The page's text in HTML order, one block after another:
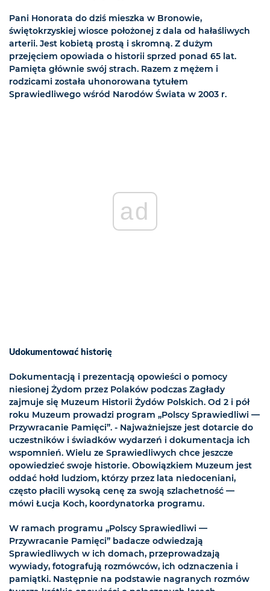
Pani Honorata do dziś mieszka w Bronowie,
świętokrzyskiej wiosce położonej z dala od hałaśliwych
arterii. Jest kobietą prostą i skromną. Z dużym
przejęciem opowiada o historii sprzed ponad 65 lat.
Pamięta głównie swój strach. Razem z mężem i
rodzicami została uhonorowana tytułem
Sprawiedliwego wśród Narodów Świata w 2003 r.
ad
Udokumentować historię
Dokumentacją i prezentacją opowieści o pomocy
niesionej Żydom przez Polaków podczas Zagłady
zajmuje się Muzeum Historii Żydów Polskich. Od 2 i pół
roku Muzeum prowadzi program „Polscy Sprawiedliwi —
Przywracanie Pamięci”. - Najważniejsze jest dotarcie do
uczestników i świadków wydarzeń i dokumentacja ich
wspomnień. Wielu ze Sprawiedliwych chce jeszcze
opowiedzieć swoje historie. Obowiązkiem Muzeum jest
oddać hołd ludziom, którzy przez lata niedoceniani,
często płacili wysoką cenę za swoją szlachetność —
mówi Łucja Koch, koordynatorka programu.
W ramach programu „Polscy Sprawiedliwi —
Przywracanie Pamięci” badacze odwiedzają
Sprawiedliwych w ich domach, przeprowadzają
wywiady, fotografują rozmówców, ich odznaczenia i
pamiątki. Następnie na podstawie nagranych rozmów